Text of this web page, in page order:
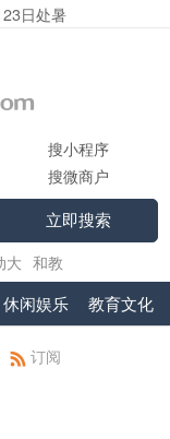
日处暑
搜小程序
搜微商户
立即搜索
大 和教
休闲娱乐 教育文化
订阅